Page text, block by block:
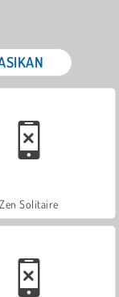
Zen Solitaire